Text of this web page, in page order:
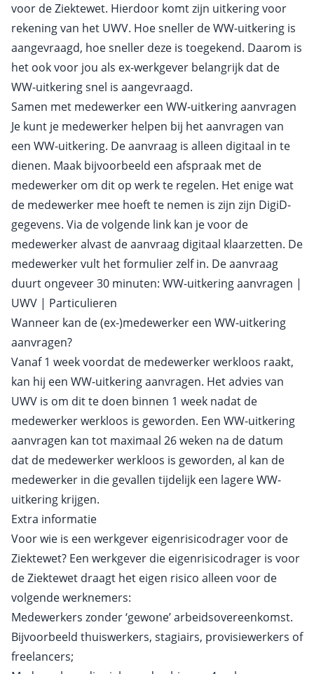
voor de Ziektewet. Hierdoor komt zijn uitkering voor
rekening van het UWV. Hoe sneller de WW-uitkering is
aangevraagd, hoe sneller deze is toegekend. Daarom is
het ook voor jou als ex-werkgever belangrijk dat de
WW-uitkering snel is aangevraagd.
Samen met medewerker een WW-uitkering aanvragen
Je kunt je medewerker helpen bij het aanvragen van
een WW-uitkering. De aanvraag is alleen digitaal in te
dienen. Maak bijvoorbeeld een afspraak met de
medewerker om dit op werk te regelen. Het enige wat
de medewerker mee hoeft te nemen is zijn zijn DigiD-
gegevens. Via de volgende link kan je voor de
medewerker alvast de aanvraag digitaal klaarzetten. De
medewerker vult het formulier zelf in. De aanvraag
duurt ongeveer 30 minuten: WW-uitkering aanvragen |
UWV | Particulieren
Wanneer kan de (ex-)medewerker een WW-uitkering
aanvragen?
Vanaf 1 week voordat de medewerker werkloos raakt,
kan hij een WW-uitkering aanvragen. Het advies van
UWV is om dit te doen binnen 1 week nadat de
medewerker werkloos is geworden. Een WW-uitkering
aanvragen kan tot maximaal 26 weken na de datum
dat de medewerker werkloos is geworden, al kan de
medewerker in die gevallen tijdelijk een lagere WW-
uitkering krijgen.
Extra informatie
Voor wie is een werkgever eigenrisicodrager voor de
Ziektewet? Een werkgever die eigenrisicodrager is voor
de Ziektewet draagt het eigen risico alleen voor de
volgende werknemers:
Medewerkers zonder ‘gewone’ arbeidsovereenkomst.
Bijvoorbeeld thuiswerkers, stagiairs, provisiewerkers of
freelancers;